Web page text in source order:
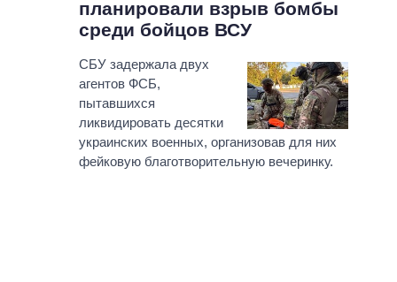
планировали взрыв бомбы
среди бойцов ВСУ
СБУ задержала двух
агентов ФСБ,
пытавшихся
ликвидировать десятки
украинских военных, организовав для них
фейковую благотворительную вечеринку.